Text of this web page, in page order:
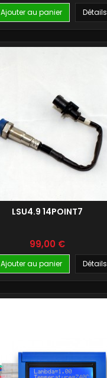
Ajouter au panier Détails
LSU4.9 14POINT7
Prix
99,00 €
Ajouter au panier Détails